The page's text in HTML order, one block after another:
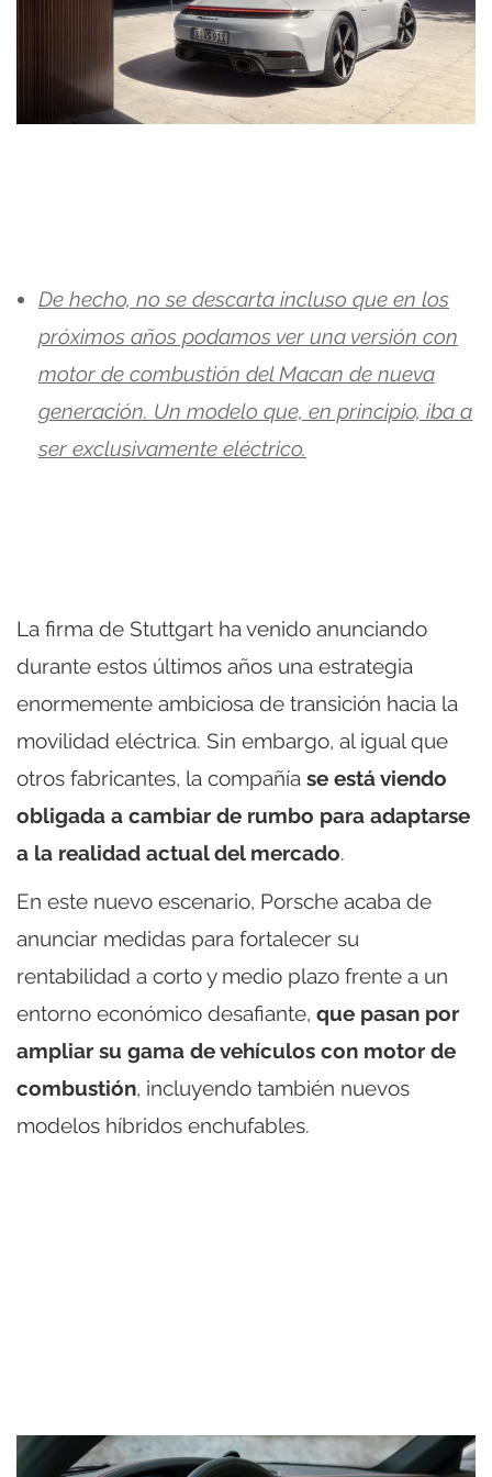
De hecho, no se descarta incluso que en los
próximos años podamos ver una versión con
motor de combustión del Macan de nueva
generación. Un modelo que, en principio, iba a
ser exclusivamente eléctrico.
La firma de Stuttgart ha venido anunciando
durante estos últimos años una estrategia
enormemente ambiciosa de transición hacia la
movilidad eléctrica. Sin embargo, al igual que
otros fabricantes, la compañía se está viendo
obligada a cambiar de rumbo para adaptarse
a la realidad actual del mercado.
En este nuevo escenario, Porsche acaba de
anunciar medidas para fortalecer su
rentabilidad a corto y medio plazo frente a un
entorno económico desafiante, que pasan por
ampliar su gama de vehículos con motor de
combustión, incluyendo también nuevos
modelos híbridos enchufables.